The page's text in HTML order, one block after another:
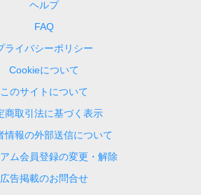
ヘルプ
FAQ
ライバシーポリシー
Cookieについて
このサイトについて
商取引法に基づく表示
情報の外部送信について
ム会員登録の変更・解除
広告掲載のお問合せ